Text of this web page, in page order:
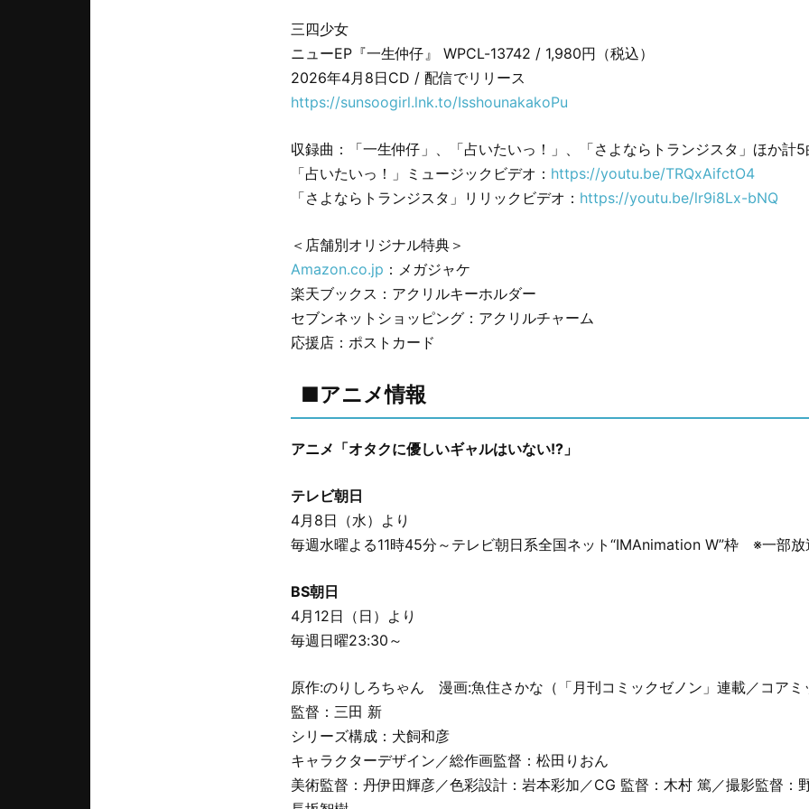
三四少女
ニューEP『一生仲仔』 WPCL-13742 / 1,980円（税込）
2026年4月8日CD / 配信でリリース
https://sunsoogirl.lnk.to/IsshounakakoPu
収録曲：「一生仲仔」、「占いたいっ！」、「さよならトランジスタ」ほか計5
「占いたいっ！」ミュージックビデオ： https://youtu.be/TRQxAifctO4
「さよならトランジスタ」リリックビデオ： https://youtu.be/lr9i8Lx-bNQ
＜店舗別オリジナル特典＞
Amazon.co.jp ：メガジャケ
楽天ブックス：アクリルキーホルダー
セブンネットショッピング：アクリルチャーム
応援店：ポストカード
■アニメ情報
アニメ「オタクに優しいギャルはいない!?」
テレビ朝日
4月8日（水）より
毎週水曜よる11時45分～テレビ朝日系全国ネット“IMAnimation W”枠 ※一部放
BS朝日
4月12日（日）より
毎週日曜23:30～
原作:のりしろちゃん 漫画:魚住さかな（「月刊コミックゼノン」連載／コアミ
監督：三田 新
シリーズ構成：犬飼和彦
キャラクターデザイン／総作画監督：松田りおん
美術監督：丹伊田輝彦／色彩設計：岩本彩加／CG 監督：木村 篤／撮影監督：